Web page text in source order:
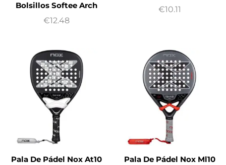
Bolsillos Softee Arch
€12.48
€10.11
Pala De Pádel Nox At10
Pala De Pádel Nox Ml10